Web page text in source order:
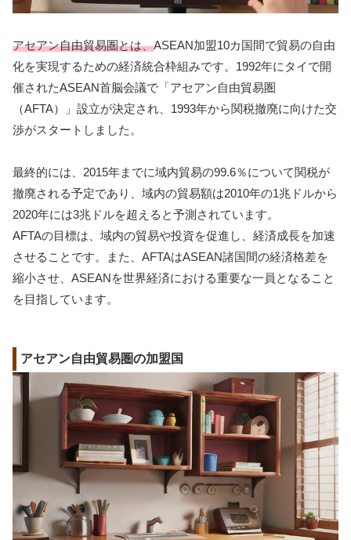
アセアン自由貿易圏とは、ASEAN加盟10カ国間で貿易の自由
化を実現するための経済統合枠組みです。1992年にタイで開
催されたASEAN首脳会議で「アセアン自由貿易圏
（AFTA）」設立が決定され、1993年から関税撤廃に向けた交
渉がスタートしました。
最終的には、2015年までに域内貿易の99.6％について関税が
撤廃される予定であり、域内の貿易額は2010年の1兆ドルから
2020年には3兆ドルを超えると予測されています。
AFTAの目標は、域内の貿易や投資を促進し、経済成長を加速
させることです。また、AFTAはASEAN諸国間の経済格差を
縮小させ、ASEANを世界経済における重要な一員となること
を目指しています。
アセアン自由貿易圏の加盟国